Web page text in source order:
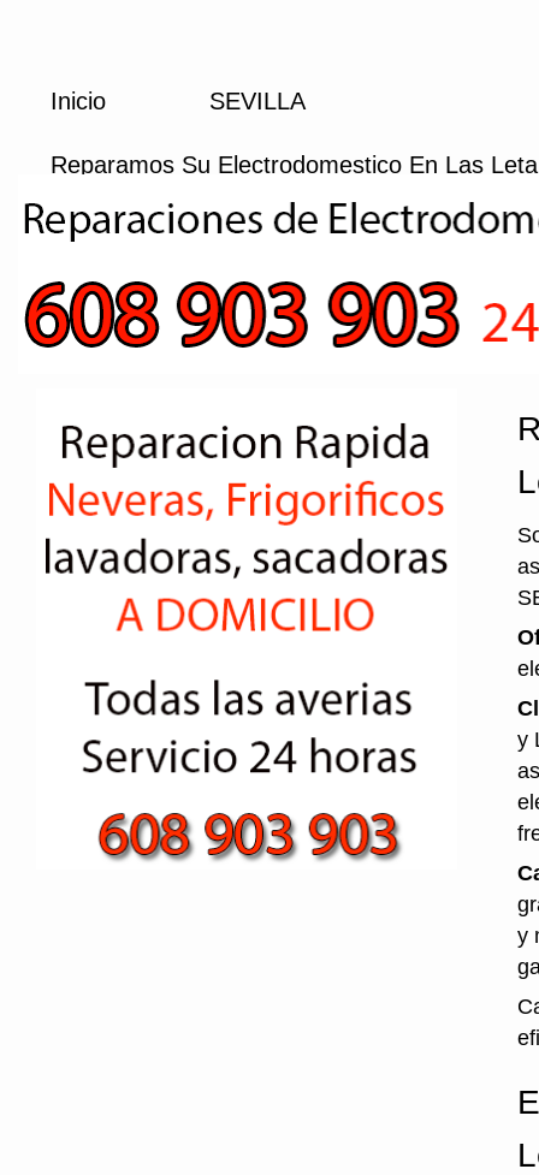
Inicio SEVILLA
Reparamos Su Electrodomestico En Las
y
y